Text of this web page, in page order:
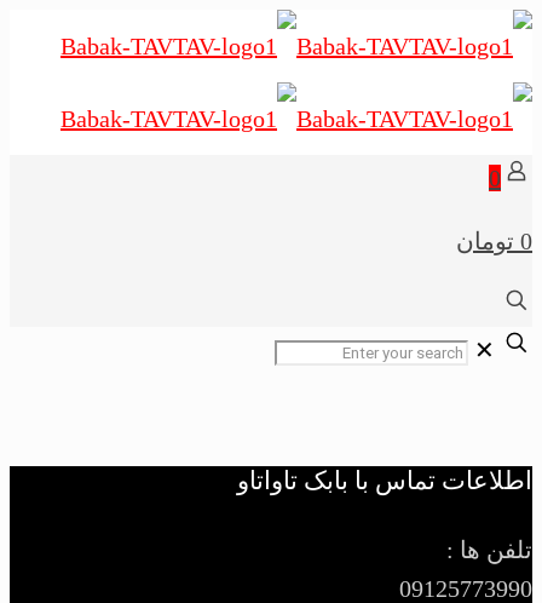
0
0 تومان
✕
اطلاعات تماس با بابک تاواتاو
تلفن ها :
09125773990